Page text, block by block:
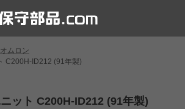
オムロン
C200H-ID212 (91年製)
ット C200H-ID212 (91年製)